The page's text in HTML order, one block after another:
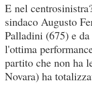
E nel
sindaco Augusto
Palladini (675) e
l'ottima
partito che non ha
Novara) ha